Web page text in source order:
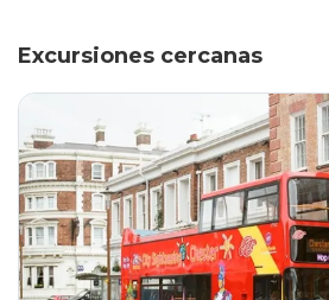
Excursiones cercanas